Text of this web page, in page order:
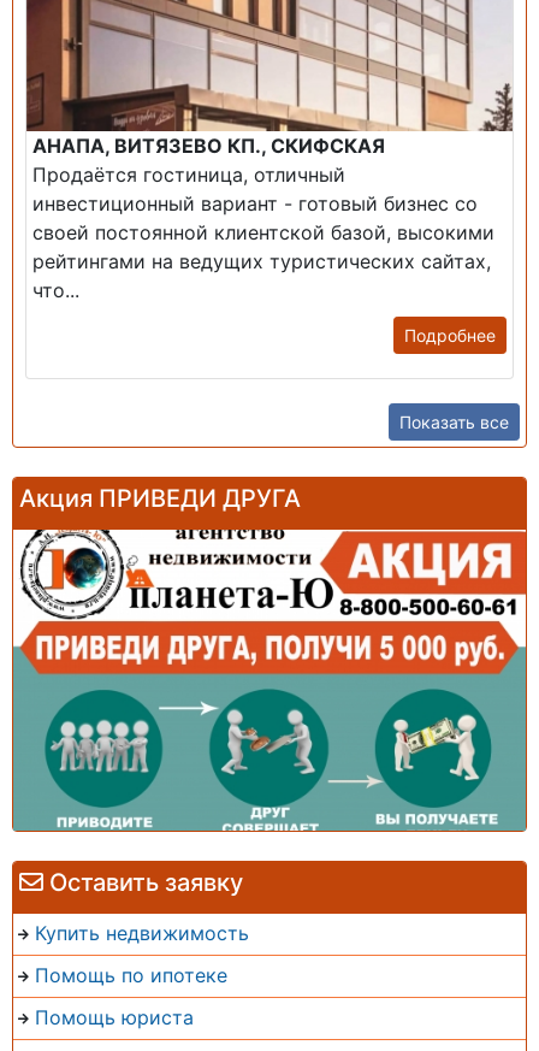
Оставить заявку
Купить недвижимость
Помощь по ипотеке
Помощь юриста
АНАПА, ВИТЯЗЕВО КП., СКИФСКАЯ
Продаётся гостиница, отличный
инвестиционный вариант - готовый бизнес со
своей постоянной клиентской базой, высокими
рейтингами на ведущих туристических сайтах,
что...
Подробнее
Показать все
Акция ПРИВЕДИ ДРУГА